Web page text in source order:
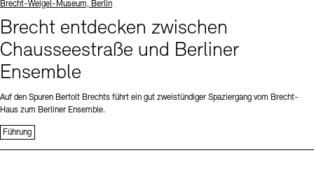
Standort
Brecht-Weigel-Museum, Berlin
Brecht entdecken zwischen
Chausseestraße und Berliner
Ensemble
Auf den Spuren Bertolt Brechts führt ein gut zweistündiger Spaziergang vom Brecht-
Haus zum Berliner Ensemble.
Führung